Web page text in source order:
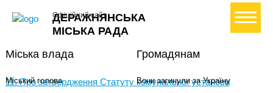
ДЕРАЖНЯНСЬКА
МІСЬКА РАДА
Офіційний сайт+ Створити петицію
11. Про затвердження Статуту комунальної установи
Міська влада
Міський голова
Громадянам
Вони загинули за Україну